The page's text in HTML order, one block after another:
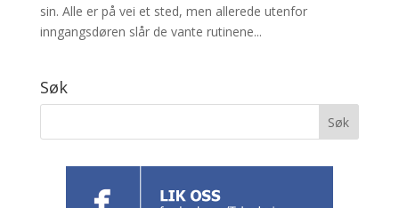
sin. Alle er på vei et sted, men allerede utenfor
inngangsdøren slår de vante rutinene...
Søk